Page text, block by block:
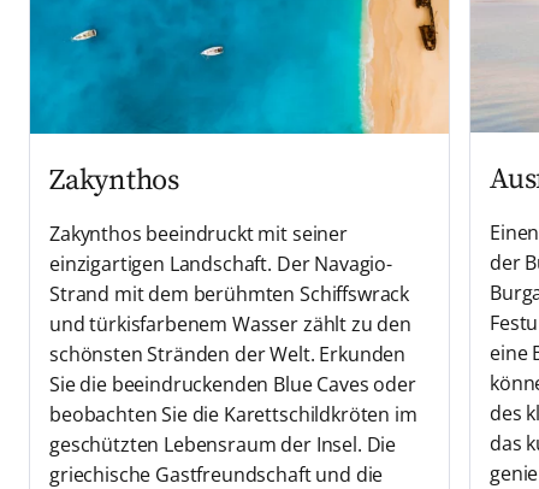
Zakynthos
Zakynthos beeindruckt mit seiner
einzigartigen Landschaft. Der Navagio-
Strand mit dem berühmten Schiffswrack
und türkisfarbenem Wasser zählt zu den
schönsten Stränden der Welt. Erkunden
Sie die beeindruckenden Blue Caves oder
beobachten Sie die Karettschildkröten im
geschützten Lebensraum der Insel. Die
griechische Gastfreundschaft und die
der
eine
des
das